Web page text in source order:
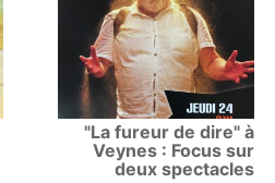
"La fureur de dire" à
Veynes : Focus sur
deux spectacles